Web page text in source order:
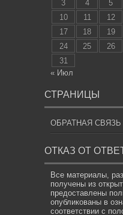
3
4 5
10
11 12
17
18 19
24
25 26
31
« Июл
СТРАНИЦЫ
ОБРАТНАЯ СВЯЗЬ
ОТКАЗ ОТ
Все материалы,
получены из
предоставлены
опубликованы в
соответствии с